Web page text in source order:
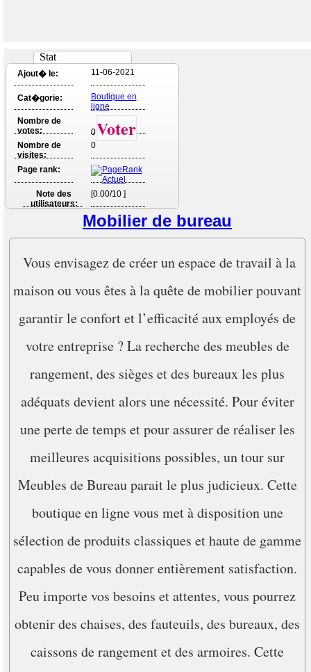
Stat
Ajout� le: 11-06-2021
Cat�gorie:
Boutique en
ligne
Nombre de
votes:
0Voter
Nombre de
visites:
0
Page rank:
Note des
utilisateurs:
[0.00/10 ]
Mobilier de bureau
Vous envisagez de créer un espace de travail à la
maison ou vous êtes à la quête de mobilier pouvant
garantir le confort et l’efficacité aux employés de
votre entreprise ? La recherche des meubles de
rangement, des sièges et des bureaux les plus
adéquats devient alors une nécessité. Pour éviter
une perte de temps et pour assurer de réaliser les
meilleures acquisitions possibles, un tour sur
Meubles de Bureau parait le plus judicieux. Cette
boutique en ligne vous met à disposition une
sélection de produits classiques et haute de gamme
capables de vous donner entièrement satisfaction.
Peu importe vos besoins et attentes, vous pourrez
obtenir des chaises, des fauteuils, des bureaux, des
caissons de rangement et des armoires. Cette